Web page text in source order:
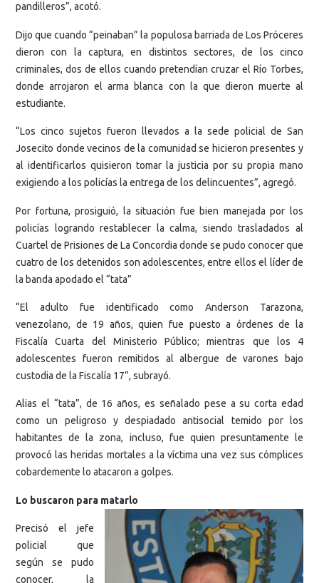
pandilleros”, acotó.
Dijo que cuando “peinaban” la populosa barriada de Los Próceres
dieron con la captura, en distintos sectores, de los cinco
criminales, dos de ellos cuando pretendían cruzar el Río Torbes,
donde arrojaron el arma blanca con la que dieron muerte al
estudiante.
“Los cinco sujetos fueron llevados a la sede policial de San
Josecito donde vecinos de la comunidad se hicieron presentes y
al identificarlos quisieron tomar la justicia por su propia mano
exigiendo a los policías la entrega de los delincuentes”, agregó.
Por fortuna, prosiguió, la situación fue bien manejada por los
policías logrando restablecer la calma, siendo trasladados al
Cuartel de Prisiones de La Concordia donde se pudo conocer que
cuatro de los detenidos son adolescentes, entre ellos el líder de
la banda apodado el “tata”
“El adulto fue identificado como Anderson Tarazona,
venezolano, de 19 años, quien fue puesto a órdenes de la
Fiscalía Cuarta del Ministerio Público; mientras que los 4
adolescentes fueron remitidos al albergue de varones bajo
custodia de la Fiscalía 17”, subrayó.
Alias el “tata”, de 16 años, es señalado pese a su corta edad
como un peligroso y despiadado antisocial temido por los
habitantes de la zona, incluso, fue quien presuntamente le
provocó las heridas mortales a la víctima una vez sus cómplices
cobardemente lo atacaron a golpes.
Lo buscaron para matarlo
Precisó el jefe
policial que
según se pudo
conocer, la